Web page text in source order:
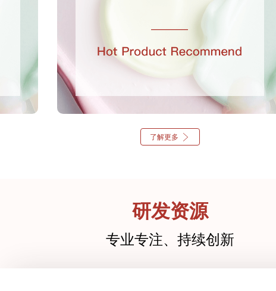
了解更多
研发资源
专业专注、持续创新